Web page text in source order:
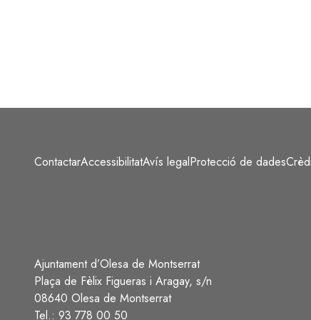
Peu
ContactarAccessibilitatAvís legalProtecció de dades
Ajuntament d’Olesa de Montserrat
Plaça de Fèlix Figueras i Aragay, s/n
08640 Olesa de Montserrat
Tel.: 93 778 00 50